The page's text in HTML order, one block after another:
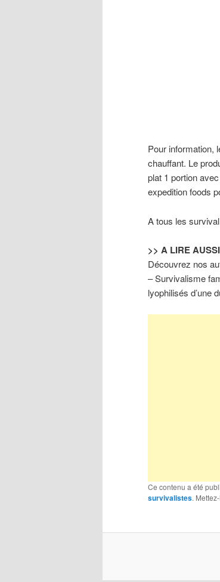
Pour information,
chauffant. Le
plat 1 portion
expedition foods
A tous les
>> A LIRE AUSSI
Découvrez nos
– Survivalisme
lyophilisés d’une
Ce contenu a été
survivalistes.